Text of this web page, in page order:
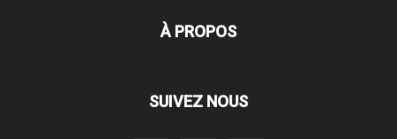
À PROPOS
SUIVEZ NOUS